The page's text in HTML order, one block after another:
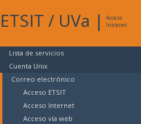
ETSIT / UVa |
Acceso
Intranet
Lista de servicios
Cuenta Unix
Correo electrónico
Acceso ETSIT
Acceso Internet
Acceso vía web